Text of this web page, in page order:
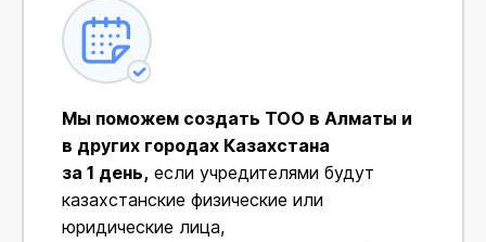
Мы поможем создать ТОО в Алматы и
в других городах Казахстана
за 1 день, если учредителями будут
казахстанские физические или
юридические лица,